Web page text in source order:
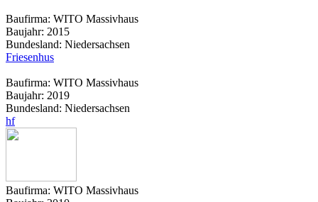
Baufirma: WITO Massivhaus
Baujahr: 2015
Bundesland: Niedersachsen
Friesenhus
Baufirma: WITO Massivhaus
Baujahr: 2019
Bundesland: Niedersachsen
hf
Baufirma: WITO Massivhaus